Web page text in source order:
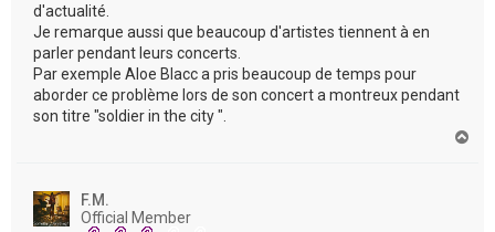
d'actualité.
Je remarque aussi que beaucoup d'artistes tiennent à en
parler pendant leurs concerts.
Par exemple Aloe Blacc a pris beaucoup de temps pour
aborder ce problème lors de son concert a montreux pendant
son titre "soldier in the city ".
F.M.
Official Member